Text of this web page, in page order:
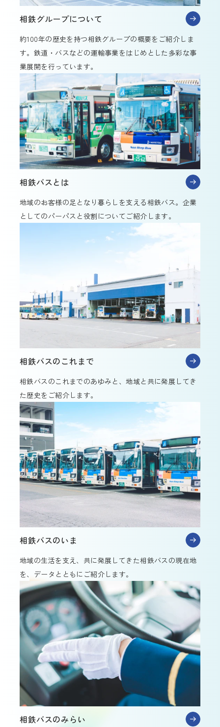
相鉄グループについて
約100年の歴史を持つ相鉄グループの概要をご紹介しま
す。鉄道・バスなどの運輸事業をはじめとした多彩な事
業展開を行っています。
相鉄バスとは
地域のお客様の足となり暮らしを支える相鉄バス。企業
としてのパーパスと役割についてご紹介します。
相鉄バスのこれまで
相鉄バスのこれまでのあゆみと、地域と共に発展してき
た歴史をご紹介します。
相鉄バスのいま
地域の生活を支え、共に発展してきた相鉄バスの現在地
を、データとともにご紹介します。
相鉄バスのみらい